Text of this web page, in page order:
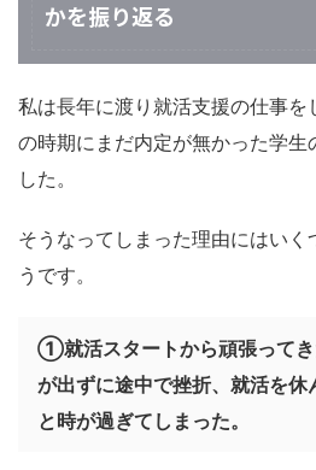
かを振り返る
私は長年に渡り就活支援の仕事
の時期にまだ内定が無かった学生
した。
そうなってしまった理由にはいく
うです。
①就活スタートから頑張って
が出ずに途中で挫折、就活を休
と時が過ぎてしまった。